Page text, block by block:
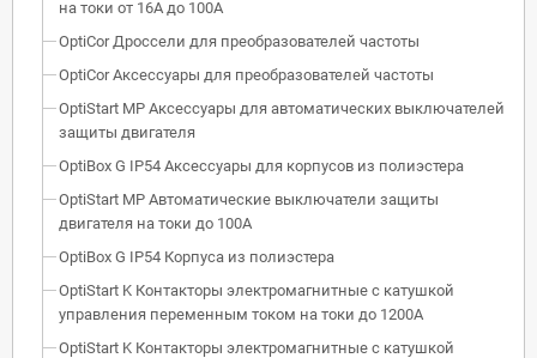
на токи от 16А до 100А
OptiCor Дроссели для преобразователей частоты
OptiCor Аксессуары для преобразователей частоты
OptiStart MP Аксессуары для автоматических выключателей
защиты двигателя
OptiBox G IP54 Аксессуары для корпусов из полиэстера
OptiStart MP Автоматические выключатели защиты
двигателя на токи до 100А
OptiBox G IP54 Корпуса из полиэстера
OptiStart K Контакторы электромагнитные с катушкой
управления переменным током на токи до 1200А
OptiStart K Контакторы электромагнитные с катушкой